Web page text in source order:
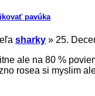
pavúka
sharky » 25.
ale na 80 %
rosea si myslim